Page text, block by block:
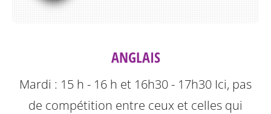
ANGLAIS
Mardi : 15 h - 16 h et 16h30 - 17h30 Ici, pas
de compétition entre ceux et celles qui